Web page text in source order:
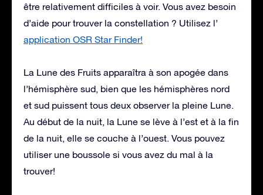
être relativement difficiles à voir. Vous avez besoin
d’aide pour trouver la constellation ? Utilisez l’
application OSR Star Finder!
La Lune des Fruits apparaîtra à son apogée dans
l’hémisphère sud, bien que les hémisphères nord
et sud puissent tous deux observer la pleine Lune.
Au début de la nuit, la Lune se lève à l’est et à la fin
de la nuit, elle se couche à l’ouest. Vous pouvez
utiliser une boussole si vous avez du mal à la
trouver!